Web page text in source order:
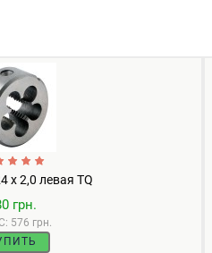
х 2,0 левая TQ
грн.
576 грн.